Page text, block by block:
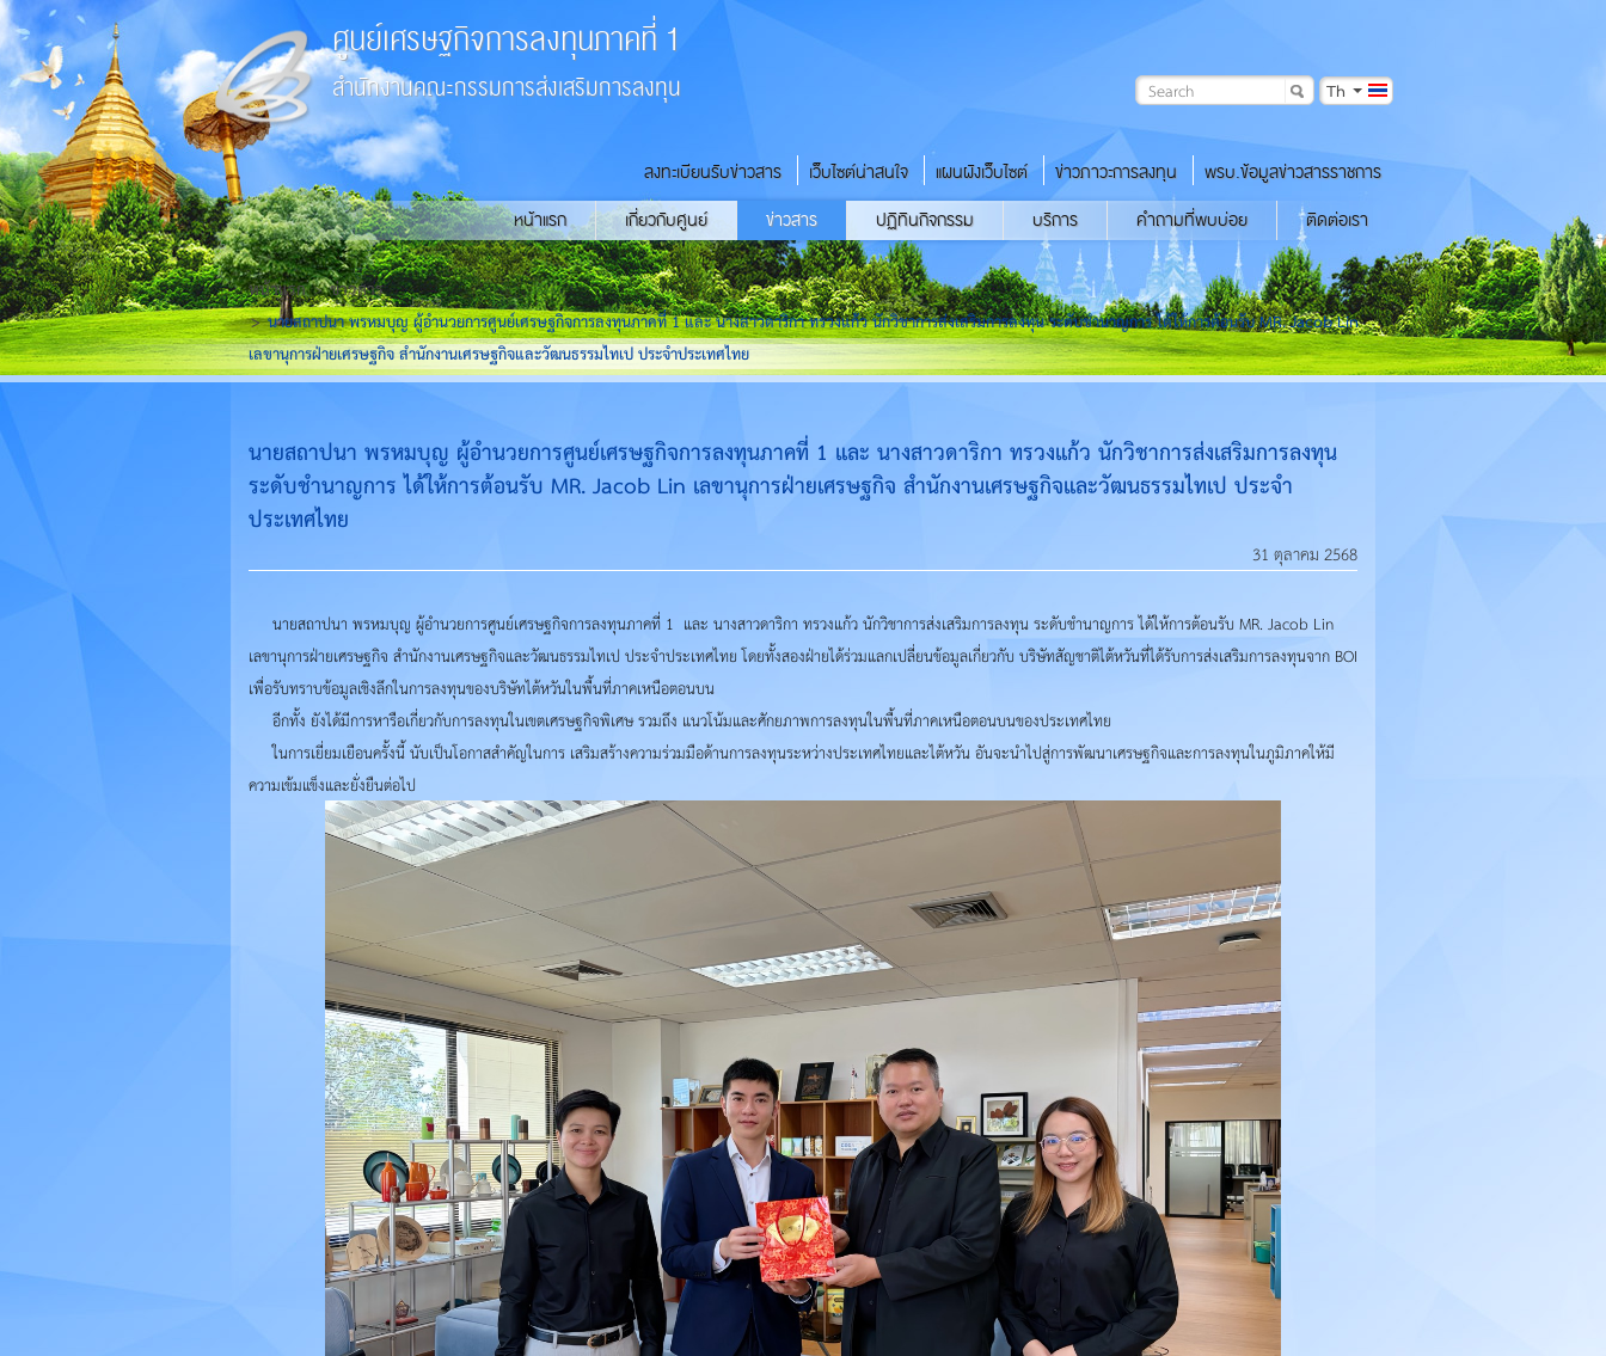
ศูนย์เศรษฐกิจการลงทุนภาคที่ 1
สำนักงานคณะกรรมการส่งเสริมการลงทุน Th
ลงทะเบียนรับข่าวสาร เว็บไซต์น่าสนใจ แผนผังเว็บไซต์ ข่าวภาวะการลงทุน
พรบ.ข้อมูลข่าวสารราชการ
หน้าแรก
เกี่ยวกับศูนย์ ข่าวสาร ปฏิทินกิจกรรม บริการ คำถามที่พบบ่อย ติดต่อเรา
หน้าแรก ข่าวสาร
นายสถาปนา พรหมบุญ ผู้อำนวยการศูนย์เศรษฐกิจการลงทุนภาคที่ 1 และ นางสาวดาริกา ทรวงแก้ว นักวิชาการส่งเสริมการลงทุน ระดับชำนาญการ ได้ให้การต้อนรับ MR. Jacob Lin
เลขานุการฝ่ายเศรษฐกิจ สำนักงานเศรษฐกิจและวัฒนธรรมไทเป ประจำประเทศไทย
นายสถาปนา พรหมบุญ ผู้อำนวยการศูนย์เศรษฐกิจการลงทุนภาคที่ 1 และ นางสาวดาริกา ทรวงแก้ว นักวิชาการส่งเสริมการลงทุน
ระดับชำนาญการ ได้ให้การต้อนรับ MR. Jacob Lin เลขานุการฝ่ายเศรษฐกิจ สำนักงานเศรษฐกิจและวัฒนธรรมไทเป ประจำ
ประเทศไทย
31 ตุลาคม 2568
นายสถาปนา พรหมบุญ ผู้อำนวยการศูนย์เศรษฐกิจการลงทุนภาคที่ 1 และ นางสาวดาริกา ทรวงแก้ว นักวิชาการส่งเสริมการลงทุน ระดับชำนาญการ ได้ให้การต้อนรับ MR. Jacob Lin
เลขานุการฝ่ายเศรษฐกิจ สำนักงานเศรษฐกิจและวัฒนธรรมไทเป ประจำประเทศไทย โดยทั้งสองฝ่ายได้ร่วมแลกเปลี่ยนข้อมูลเกี่ยวกับ บริษัทสัญชาติไต้หวันที่ได้รับการส่งเสริมการลงทุนจาก BOI
เพื่อรับทราบข้อมูลเชิงลึกในการลงทุนของบริษัทไต้หวันในพื้นที่ภาคเหนือตอนบน
อีกทั้ง ยังได้มีการหารือเกี่ยวกับการลงทุนในเขตเศรษฐกิจพิเศษ รวมถึง แนวโน้มและศักยภาพการลงทุนในพื้นที่ภาคเหนือตอนบนของประเทศไทย
ในการเยี่ยมเยือนครั้งนี้ นับเป็นโอกาสสำคัญในการ เสริมสร้างความร่วมมือด้านการลงทุนระหว่างประเทศไทยและไต้หวัน อันจะนำไปสู่การพัฒนาเศรษฐกิจและการลงทุนในภูมิภาคให้มี
ความเข้มแข็งและยั่งยืนต่อไป